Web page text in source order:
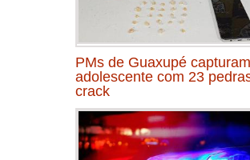
PMs de Guaxupé capturam
adolescente com 23
crack